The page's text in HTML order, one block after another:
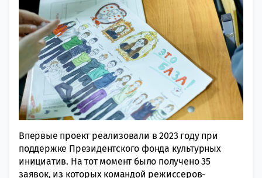
Впервые проект реализовали в 2023 году при
поддержке Президентского фонда культурных
инициатив. На тот момент было получено 35
заявок, из которых командой режиссеров-